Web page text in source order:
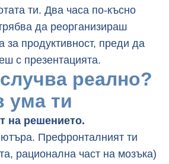
ти. Два часа по-късно
да реорганизираш
за продуктивност, преди да
с презентацията.
реално?
ума ти
на решението.
Префронталният ти
рационална част на мозъка)